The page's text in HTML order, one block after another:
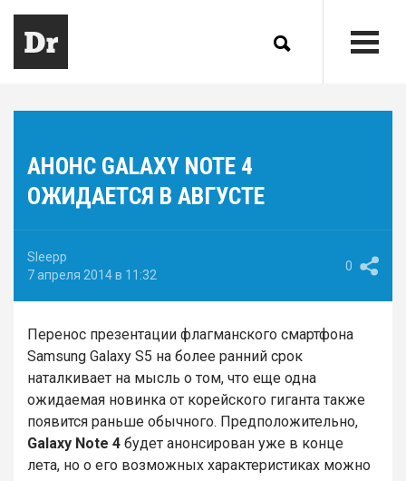
АНОНС GALAXY NOTE 4
ОЖИДАЕТСЯ В АВГУСТЕ
Sleepp
7 апреля 2014 в 11:32
0
Перенос презентации флагманского смартфона
Samsung Galaxy S5 на более ранний срок
наталкивает на мысль о том, что еще одна
ожидаемая новинка от корейского гиганта также
появится раньше обычного. Предположительно,
Galaxy Note 4 будет анонсирован уже в конце
лета, но о его возможных характеристиках можно